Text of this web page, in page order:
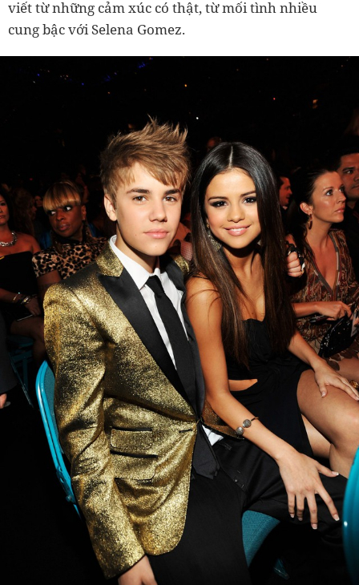
viết từ những cảm xúc có thật, từ mối tình nhiều
cung bậc với Selena Gomez.